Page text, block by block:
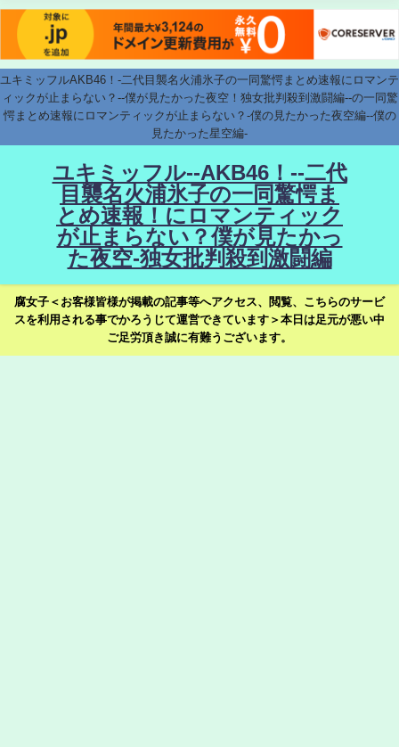
ユキミッフルAKB46！-二代目襲名火浦氷子の一同驚愕まとめ速報にロマンテ
ィックが止まらない？--僕が見たかった夜空！独女批判殺到激闘編--の一同驚
愕まとめ速報にロマンティックが止まらない？-僕の見たかった夜空編--僕の
見たかった星空編-
ユキミッフル--AKB46！--二代
目襲名火浦氷子の一同驚愕ま
とめ速報！にロマンティック
が止まらない？僕が見たかっ
た夜空-独女批判殺到激闘編
腐女子＜お客様皆様が掲載の記事等へアクセス、閲覧、こちらのサービ
スを利用される事でかろうじて運営できています＞本日は足元が悪い中
ご足労頂き誠に有難うございます。